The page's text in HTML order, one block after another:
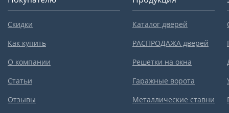
Скидки
Как купить
О компании
Статьи
Отзывы
Каталог дверей
РАСПРОДАЖА дверей
Решетки на окна
Гаражные ворота
Металлические ставни